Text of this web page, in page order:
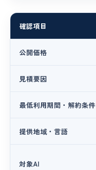
確認項目
公開価格
見積要因
最低利用期間・解約条件
提供地域・言語
対象AI